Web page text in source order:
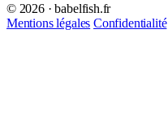
© 2026 · babelfish.fr
Mentions légales Confidentialité